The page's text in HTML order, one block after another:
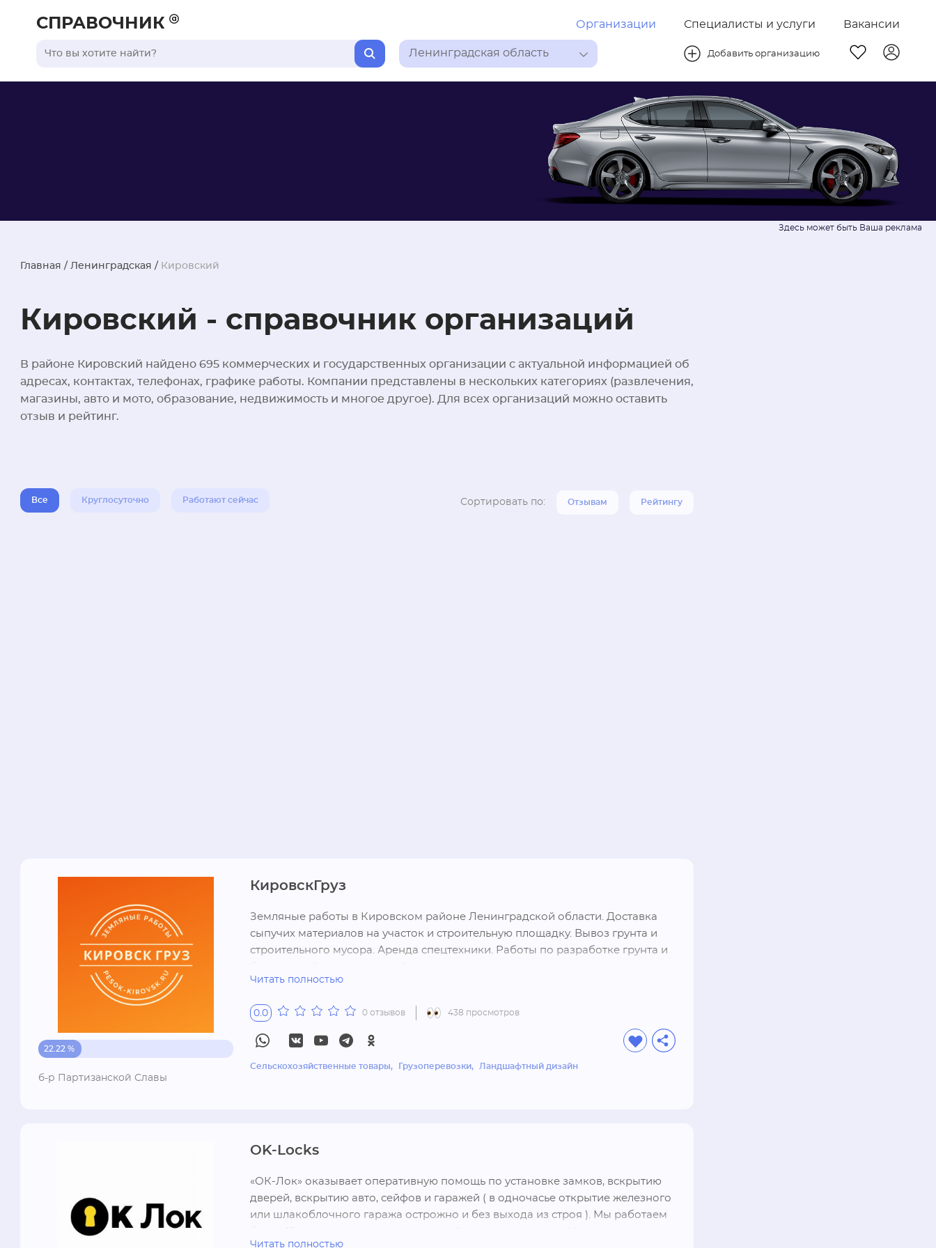
СПРАВОЧНИК Организации Специалисты и услуги Вакансии
Ленинградская область Добавить организацию
Главная / Ленинградская / Кировский
Кировский - справочник организаций
В районе Кировский найдено 695 коммерческих и государственных организации с актуальной информацией об
адресах, контактах, телефонах, графике работы. Компании представлены в нескольких категориях (развлечения,
магазины, авто и мото, образование, недвижимость и многое другое). Для всех организаций можно оставить
отзыв и рейтинг.
Все Круглосуточно Работают сейчас Сортировать по: Отзывам Рейтингу
22.22 %
б-р Партизанской Славы
КировскГруз
Земляные работы в Кировском районе Ленинградской области. Доставка
сыпучих материалов на участок и строительную площадку. Вывоз грунта и
строительного мусора. Аренда спецтехники. Работы по разработке грунта и
Читать полностью
0.0 0 отзывов 438 просмотров
Сельскохозяйственные товары Грузоперевозки Ландшафтный дизайн
OK-Locks
«ОК-Лок» оказывает оперативную помощь по установке замков, вскрытию
дверей, вскрытию авто, сейфов и гаражей ( в одночасье открытие железного
или шлакоблочного гаража острожно и без выхода из строя ). Мы работаем
Читать полностью